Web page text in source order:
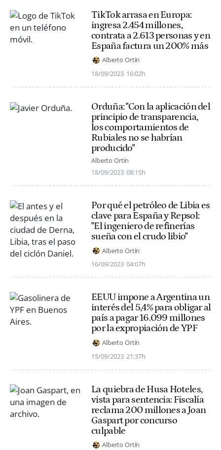
TikTok arrasa en Europa:
ingresa 2.454 millones,
contrata a 2.613 personas y en
España factura un 200% más
Alberto Ortín
18/09/2023 16:02h
Orduña: "Con la aplicación del
principio de transparencia,
los comportamientos de
Rubiales no se habrían
producido"
Alberto Ortín
18/09/2023 08:15h
Por qué el petróleo de Libia es
clave para España y Repsol:
"El ingeniero de refinerías
sueña con el crudo libio"
Alberto Ortín
16/09/2023 04:07h
EEUU impone a Argentina un
interés del 5,4% para obligar al
país a pagar 16.099 millones
por la expropiación de YPF
Alberto Ortín
15/09/2023 21:37h
La quiebra de Husa Hoteles,
vista para sentencia: Fiscalía
reclama 200 millones a Joan
Gaspart por concurso
culpable
Alberto Ortín